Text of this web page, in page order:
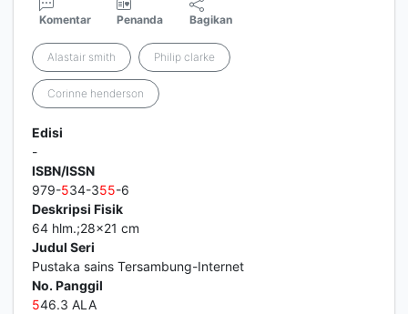
Komentar Penanda Bagikan
Alastair smith Philip clarke
Corinne henderson
Edisi
-
ISBN/ISSN
979-534-355-6
Deskripsi Fisik
64 hlm.;28x21 cm
Judul Seri
Pustaka sains Tersambung-Internet
No. Panggil
546.3 ALA